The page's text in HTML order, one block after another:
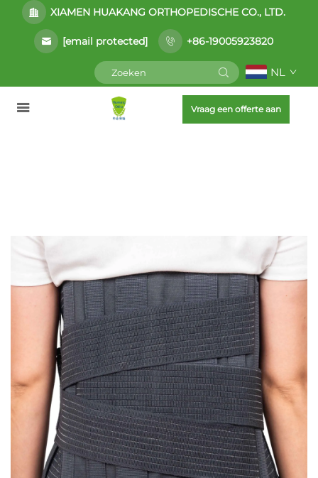
XIAMEN HUAKANG ORTHOPEDISCHE CO., LTD.
[email protected] +86-19005923820
NL
Vraag een offerte aan